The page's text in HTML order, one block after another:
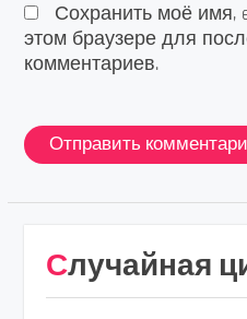
Сохранить моё имя,
этом браузере для
комментариев.
Случайная